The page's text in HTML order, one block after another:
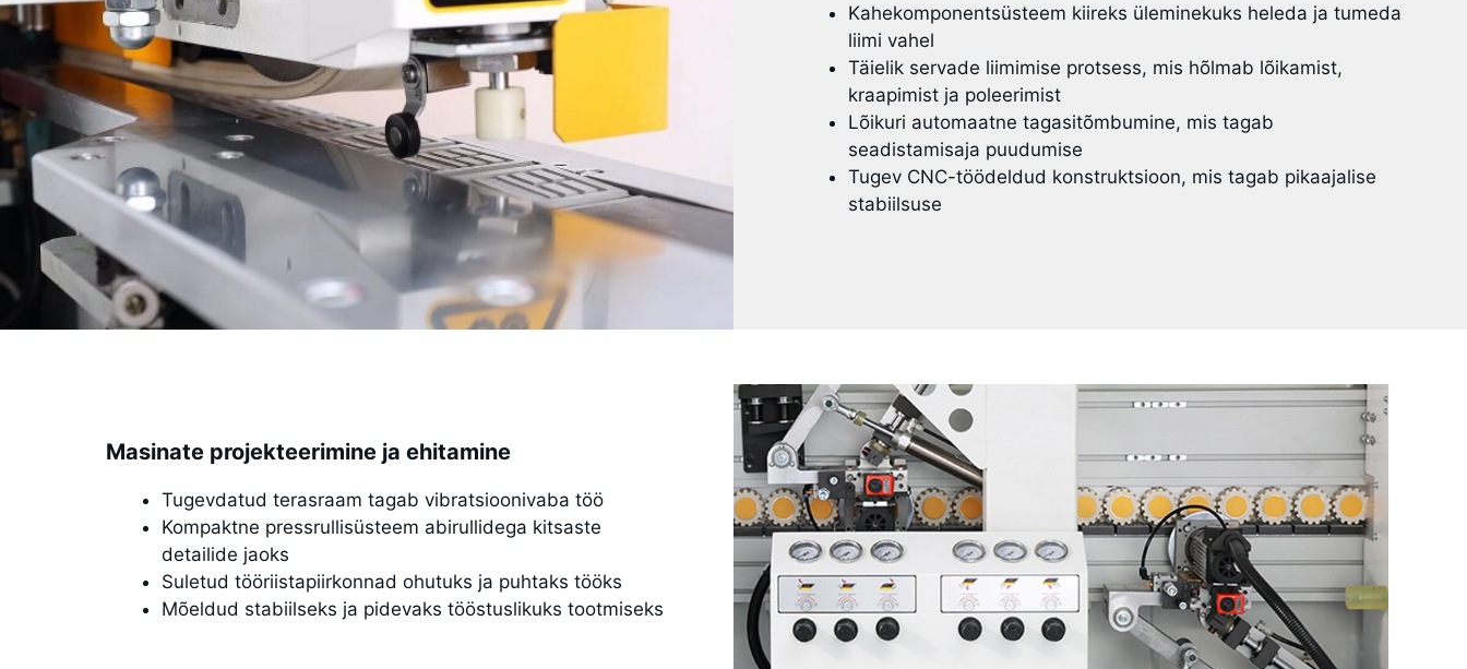
Kahekomponentsüsteem kiireks üleminekuks heleda ja tumeda
liimi vahel
Täielik servade liimimise protsess, mis hõlmab lõikamist,
kraapimist ja poleerimist
Lõikuri automaatne tagasitõmbumine, mis tagab
seadistamisaja puudumise
Tugev CNC-töödeldud konstruktsioon, mis tagab pikaajalise
stabiilsuse
Masinate projekteerimine ja ehitamine
Tugevdatud terasraam tagab vibratsioonivaba töö
Kompaktne pressrullisüsteem abirullidega kitsaste
detailide jaoks
Suletud tööriistapiirkonnad ohutuks ja puhtaks tööks
Mõeldud stabiilseks ja pidevaks tööstuslikuks tootmiseks